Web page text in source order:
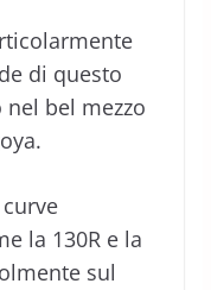
di questo
bel mezzo
la 130R e la
sul